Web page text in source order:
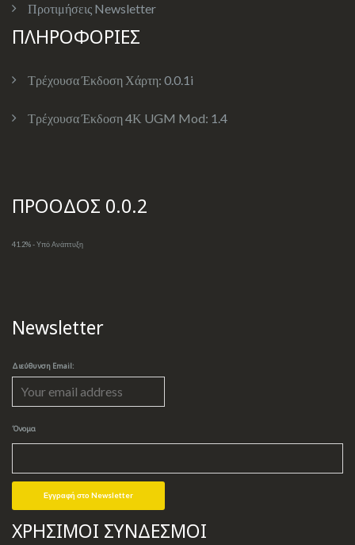
Προτιμήσεις Newsletter
ΠΛΗΡΟΦΟΡΙΕΣ
Τρέχουσα Έκδοση Χάρτη: 0.0.1i
Τρέχουσα Έκδοση 4Κ UGM Mod: 1.4
ΠΡΟΟΔΟΣ 0.0.2
41.2% - Υπό Ανάπτυξη
Newsletter
Διεύθυνση Email:
Όνομα
ΧΡΗΣΙΜΟΙ ΣΥΝΔΕΣΜΟΙ